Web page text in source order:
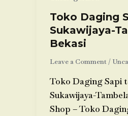
Toko Daging
Sukawijaya-
Bekasi
Leave a Comment /
Toko Daging Sapi
Sukawijaya-
Shop – Toko